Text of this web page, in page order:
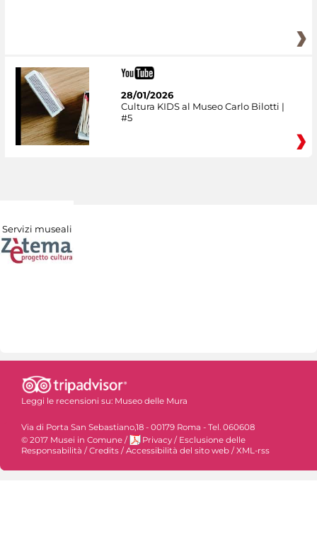
28/01/2026
Cultura KIDS al Museo Carlo Bilotti |
#5
Servizi museali
Leggi le recensioni su: Museo delle Mura
Via di Porta San Sebastiano,18 - 00179 Roma - Tel. 060608
© 2017 Musei in Comune / Privacy / Esclusione delle
Responsabilità / Credits / Accessibilità del sito web / XML-rss